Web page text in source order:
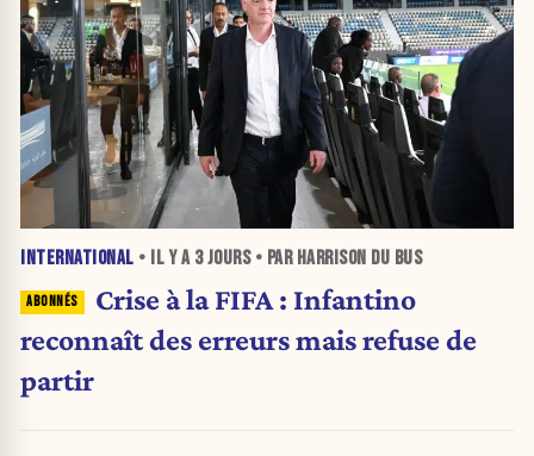
INTERNATIONAL • IL Y A 3 JOURS• PAR HARRISON DU BUS
Crise à la FIFA : Infantino
reconnaît des erreurs mais refuse de
partir